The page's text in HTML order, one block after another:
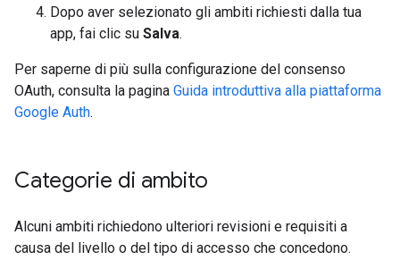
Dopo aver selezionato gli ambiti richiesti dalla tua
app, fai clic su Salva.
Per saperne di più sulla configurazione del consenso
OAuth, consulta la pagina Guida introduttiva alla piattaforma
Google Auth.
Categorie di ambito
Alcuni ambiti richiedono ulteriori revisioni e requisiti a
causa del livello o del tipo di accesso che concedono.